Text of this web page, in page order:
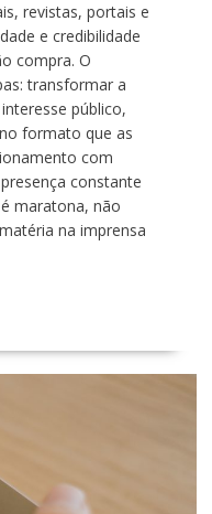
revistas, portais e
e credibilidade
compra. O
transformar a
público,
formato que as
com
constante
maratona, não
na imprensa